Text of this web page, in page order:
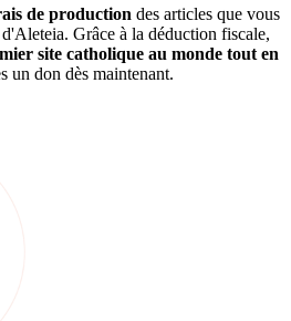
de production des articles que vous
Grâce à la déduction fiscale,
site catholique au monde tout en
un don dès maintenant.